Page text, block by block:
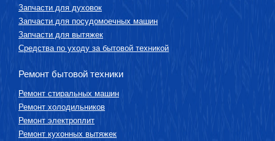
Запчасти для духовок
Запчасти для посудомоечных машин
Запчасти для вытяжек
Средства по уходу за бытовой техникой
Ремонт бытовой техники
Ремонт стиральных машин
Ремонт холодильников
Ремонт электроплит
Ремонт кухонных вытяжек